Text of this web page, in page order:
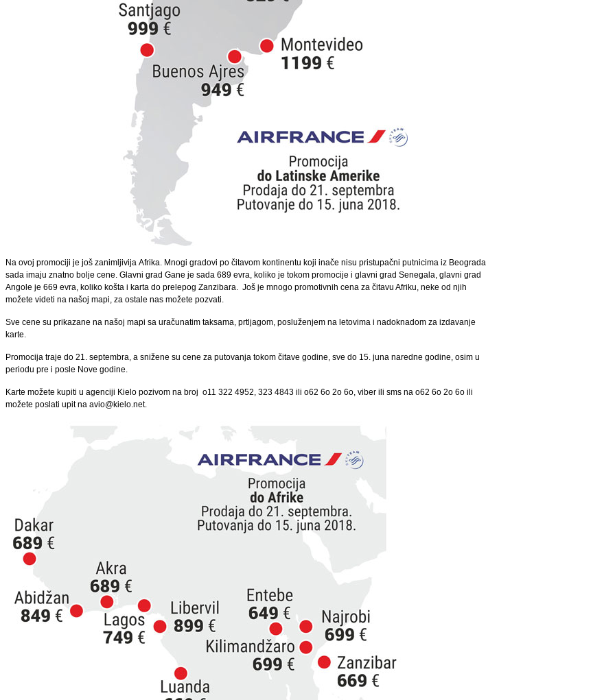
Na ovoj promociji je još zanimljivija Afrika. Mnogi gradovi po čitavom kontinentu koji inače nisu pristupačni putnicima iz Beograda
sada imaju znatno bolje cene. Glavni grad Gane je sada 689 evra, koliko je tokom promocije i glavni grad Senegala, glavni grad
Angole je 669 evra, koliko košta i karta do prelepog Zanzibara. Još je mnogo promotivnih cena za čitavu Afriku, neke od njih
možete videti na našoj mapi, za ostale nas možete pozvati.
Sve cene su prikazane na našoj mapi sa uračunatim taksama, prtljagom, posluženjem na letovima i nadoknadom za izdavanje
karte.
Promocija traje do 21. septembra, a snižene su cene za putovanja tokom čitave godine, sve do 15. juna naredne godine, osim u
periodu pre i posle Nove godine.
Karte možete kupiti u agenciji Kielo pozivom na broj o11 322 4952, 323 4843 ili o62 6o 2o 6o, viber ili sms na o62 6o 2o 6o ili
možete poslati upit na avio@kielo.net.